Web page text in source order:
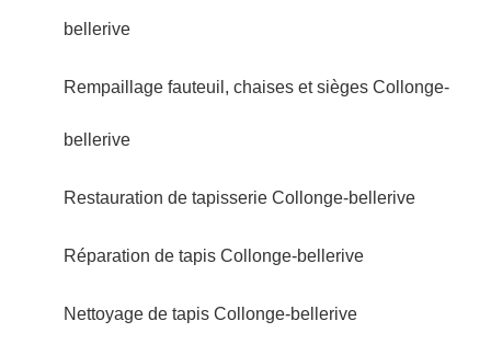
bellerive
Rempaillage fauteuil, chaises et sièges Collonge-
bellerive
Restauration de tapisserie Collonge-bellerive
Réparation de tapis Collonge-bellerive
Nettoyage de tapis Collonge-bellerive